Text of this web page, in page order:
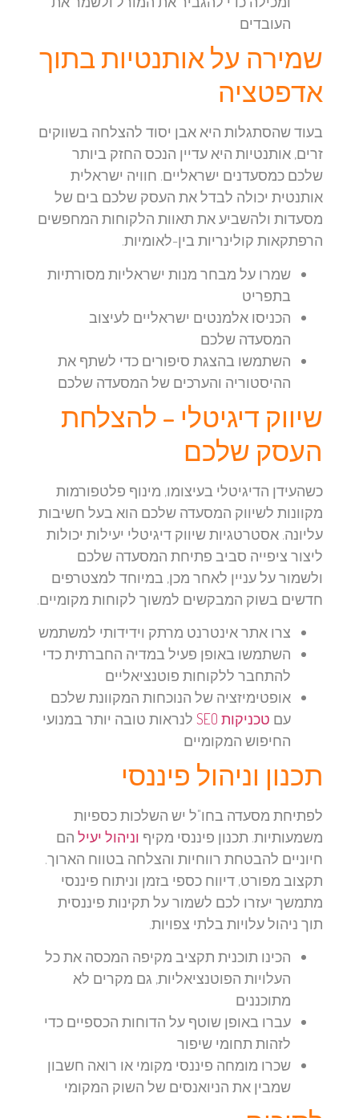
העובדים
שמירה על אותנטיות בתוך
אדפטציה
בעוד שהסתגלות היא אבן יסוד להצלחה בשווקים
זרים, אותנטיות היא עדיין הנכס החזק ביותר
שלכם כמסעדנים ישראליים. חוויה ישראלית
אותנטית יכולה לבדל את העסק שלכם בים של
מסעדות ולהשביע את תאוות הלקוחות המחפשים
הרפתקאות קולינריות בין-לאומיות.
שמרו על מבחר מנות ישראליות מסורתיות
בתפריט
הכניסו אלמנטים ישראליים לעיצוב
המסעדה שלכם
השתמשו בהצגת סיפורים כדי לשתף את
ההיסטוריה והערכים של המסעדה שלכם
שיווק דיגיטלי – להצלחת
העסק שלכם
כשהעידן הדיגיטלי בעיצומו, מינוף פלטפורמות
מקוונות לשיווק המסעדה שלכם הוא בעל חשיבות
עליונה. אסטרטגיות שיווק דיגיטלי יעילות יכולות
ליצור ציפייה סביב פתיחת המסעדה שלכם
ולשמור על עניין לאחר מכן, במיוחד למצטרפים
חדשים בשוק המבקשים למשוך לקוחות מקומיים.
צרו אתר אינטרנט מרתק וידידותי למשתמש
השתמשו באופן פעיל במדיה החברתית כדי
להתחבר ללקוחות פוטנציאליים
אופטימיזציה של הנוכחות המקוונת שלכם
עםטכניקות SEO
לנראות טובה יותר במנועי
החיפוש המקומיים
תכנון וניהול פיננסי
לפתיחת מסעדה בחו"ל יש השלכות כספיות
משמעותיות. תכנון פיננסי מקיףוניהול יעילהם
חיוניים להבטחת רווחיות והצלחה בטווח הארוך.
תקצוב מפורט, דיווח כספי בזמן וניתוח פיננסי
מתמשך יעזרו לכם לשמור על תקינות פיננסית
תוך ניהול עלויות בלתי צפויות.
הכינו תוכנית תקציב מקיפה המכסה את כל
העלויות הפוטנציאליות, גם מקרים לא
מתוכננים
עברו באופן שוטף על הדוחות הכספיים כדי
לזהות תחומי שיפור
שכרו מומחה פיננסי מקומי או רואה חשבון
שמבין את הניואנסים של השוק המקומי